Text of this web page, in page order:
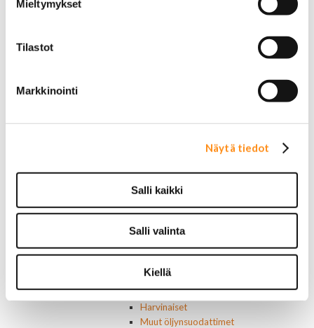
Mieltymykset
Tilastot
Markkinointi
Näytä tiedot
Salli kaikki
Salli valinta
Kiellä
Yläpallonivelet
Raidetangonpäät sisempi
Raidetangonpäät ulompi
Vakaajan linkit
Polttoaine- ja ilmanottolaitteet
Suodattimet
AC Delco
Motocraft
Harvinaiset
Muut öljynsuodattimet